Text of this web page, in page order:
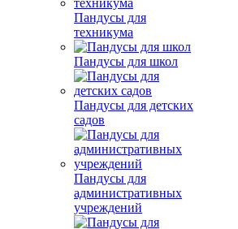
Пандусы для
техникума
Пандусы для школ
Пандусы для детских
садов
Пандусы для
административных
учреждений